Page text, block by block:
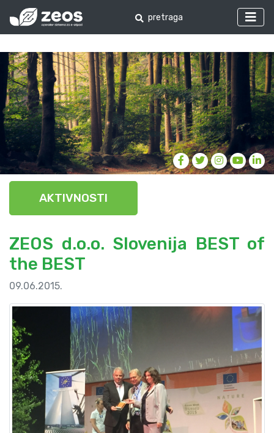
AKTIVNOSTI
ZEOS d.o.o. Slovenija BEST of
the BEST
09.06.2015.